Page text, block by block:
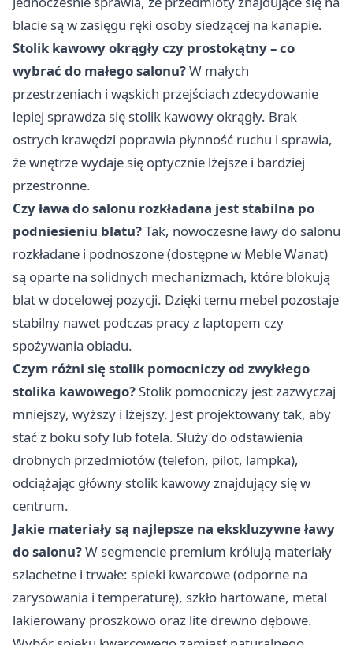
blacie są w zasięgu ręki osoby siedzącej na kanapie.
Stolik kawowy okrągły czy prostokątny – co
wybrać do małego salonu?W małych
przestrzeniach i wąskich przejściach zdecydowanie
lepiej sprawdza się stolik kawowy okrągły. Brak
ostrych krawędzi poprawia płynność ruchu i sprawia,
że wnętrze wydaje się optycznie lżejsze i bardziej
przestronne.
Czy ława do salonu rozkładana jest stabilna po
podniesieniu blatu?Tak, nowoczesne ławy do salonu
rozkładane i podnoszone (dostępne w Meble Wanat)
są oparte na solidnych mechanizmach, które blokują
blat w docelowej pozycji. Dzięki temu mebel pozostaje
stabilny nawet podczas pracy z laptopem czy
spożywania obiadu.
Czym różni się stolik pomocniczy od zwykłego
stolika kawowego?Stolik pomocniczy jest zazwyczaj
mniejszy, wyższy i lżejszy. Jest projektowany tak, aby
stać z boku sofy lub fotela. Służy do odstawienia
drobnych przedmiotów (telefon, pilot, lampka),
odciążając główny stolik kawowy znajdujący się w
centrum.
Jakie materiały są najlepsze na ekskluzywne ławy
do salonu?W segmencie premium królują materiały
szlachetne i trwałe: spieki kwarcowe (odporne na
zarysowania i temperaturę), szkło hartowane, metal
lakierowany proszkowo oraz lite drewno dębowe.